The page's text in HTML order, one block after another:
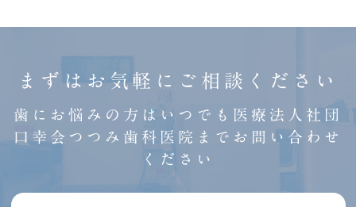
まずはお気軽にご相談ください
歯にお悩みの方はいつでも医療法人社団
口幸会つつみ歯科医院までお問い合わせ
ください